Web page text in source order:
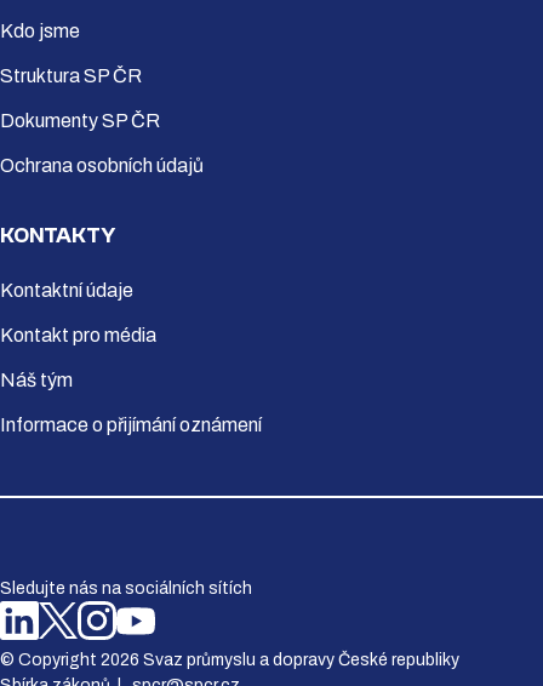
Kdo jsme
Struktura SP ČR
Dokumenty SP ČR
Ochrana osobních údajů
KONTAKTY
Kontaktní údaje
Kontakt pro média
Náš tým
Informace o přijímání oznámení
Sledujte nás na sociálních sítích
© Copyright 2026 Svaz průmyslu a dopravy České republiky